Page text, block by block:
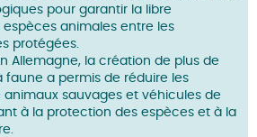
pour garantir la libre
animales entre les
protégées.
Allemagne, la création de plus de
faune a permis de réduire les
animaux sauvages et véhicules de
à la protection des espèces et à la